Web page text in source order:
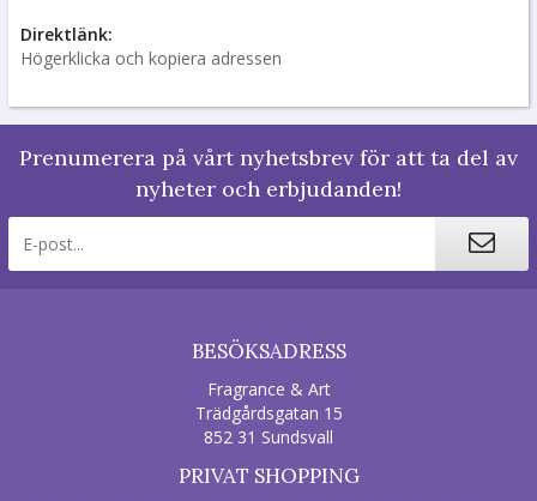
Direktlänk:
Högerklicka och kopiera adressen
Prenumerera på vårt nyhetsbrev för att ta del av
nyheter och erbjudanden!
BESÖKSADRESS
Fragrance & Art
Trädgårdsgatan 15
852 31 Sundsvall
PRIVAT SHOPPING